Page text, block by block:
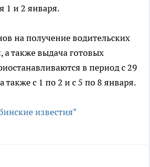
1 и 2 января.
на получение водительских
а также выдача готовых
в период с 29
также с 1 по 2 и с 5 по 8 января.
известия"